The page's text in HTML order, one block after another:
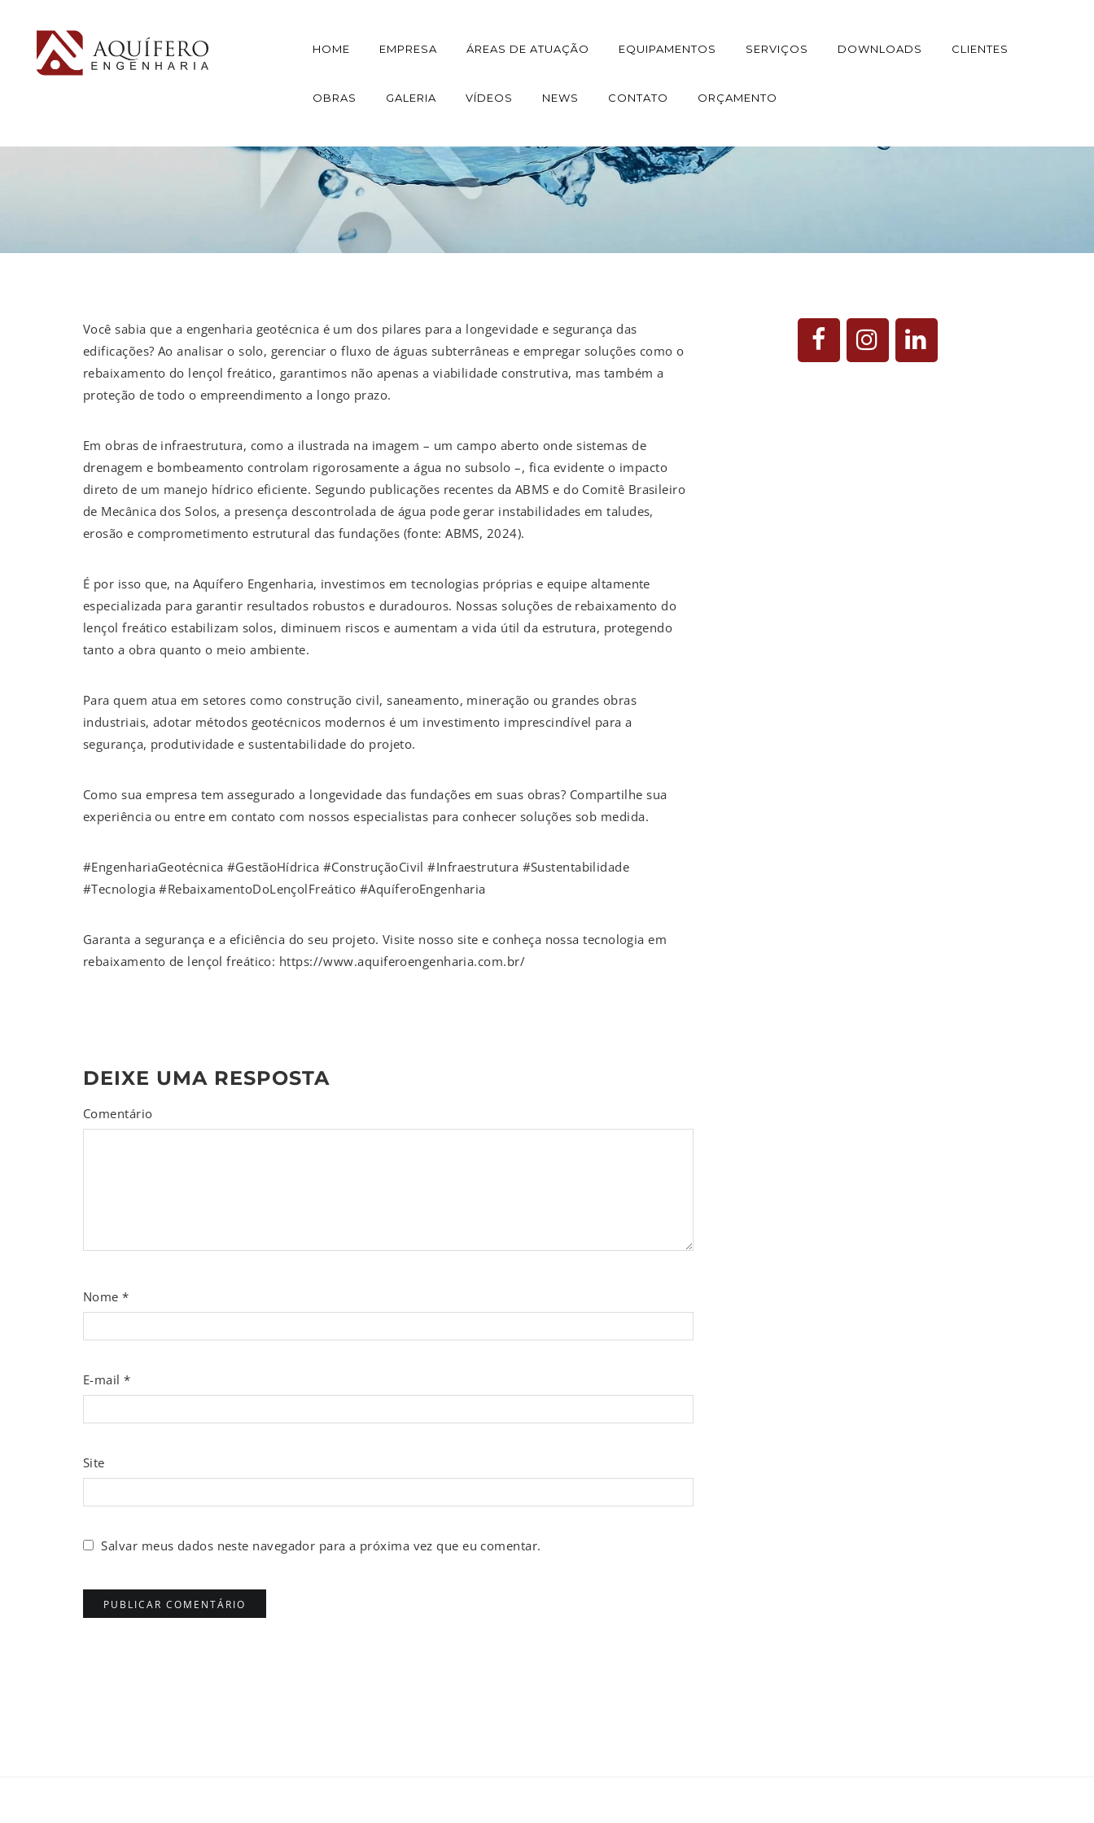
HOME EMPRESA ÁREAS DE ATUAÇÃO EQUIPAMENTOS SERVIÇOS DOWNLOADS CLIENTES
OBRAS GALERIA VÍDEOS NEWS CONTATO ORÇAMENTO
Você sabia que a engenharia geotécnica é um dos pilares para a longevidade e segurança das
edificações? Ao analisar o solo, gerenciar o fluxo de águas subterrâneas e empregar soluções como o
rebaixamento do lençol freático, garantimos não apenas a viabilidade construtiva, mas também a
proteção de todo o empreendimento a longo prazo.
Em obras de infraestrutura, como a ilustrada na imagem – um campo aberto onde sistemas de
drenagem e bombeamento controlam rigorosamente a água no subsolo –, fica evidente o impacto
direto de um manejo hídrico eficiente. Segundo publicações recentes da ABMS e do Comitê Brasileiro
de Mecânica dos Solos, a presença descontrolada de água pode gerar instabilidades em taludes,
erosão e comprometimento estrutural das fundações (fonte: ABMS, 2024).
É por isso que, na Aquífero Engenharia, investimos em tecnologias próprias e equipe altamente
especializada para garantir resultados robustos e duradouros. Nossas soluções de rebaixamento do
lençol freático estabilizam solos, diminuem riscos e aumentam a vida útil da estrutura, protegendo
tanto a obra quanto o meio ambiente.
Para quem atua em setores como construção civil, saneamento, mineração ou grandes obras
industriais, adotar métodos geotécnicos modernos é um investimento imprescindível para a
segurança, produtividade e sustentabilidade do projeto.
Como sua empresa tem assegurado a longevidade das fundações em suas obras? Compartilhe sua
experiência ou entre em contato com nossos especialistas para conhecer soluções sob medida.
#EngenhariaGeotécnica #GestãoHídrica #ConstruçãoCivil #Infraestrutura #Sustentabilidade
#Tecnologia #RebaixamentoDoLençolFreático #AquíferoEngenharia
Garanta a segurança e a eficiência do seu projeto. Visite nosso site e conheça nossa tecnologia em
rebaixamento de lençol freático: https://www.aquiferoengenharia.com.br/
DEIXE UMA RESPOSTA
Comentário
Nome*
E-mail*
Site
Salvar meus dados neste navegador para a próxima vez que eu comentar.